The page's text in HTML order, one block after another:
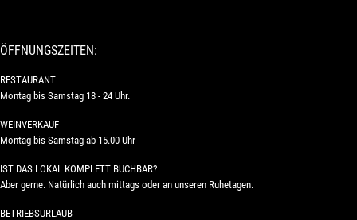
ÖFFNUNGSZEITEN:
RESTAURANT
Montag bis Samstag 18 - 24 Uhr.
WEINVERKAUF
Montag bis Samstag ab 15.00 Uhr
IST DAS LOKAL KOMPLETT BUCHBAR?
Aber gerne. Natürlich auch mittags oder an unseren Ruhetagen.
BETRIEBSURLAUB